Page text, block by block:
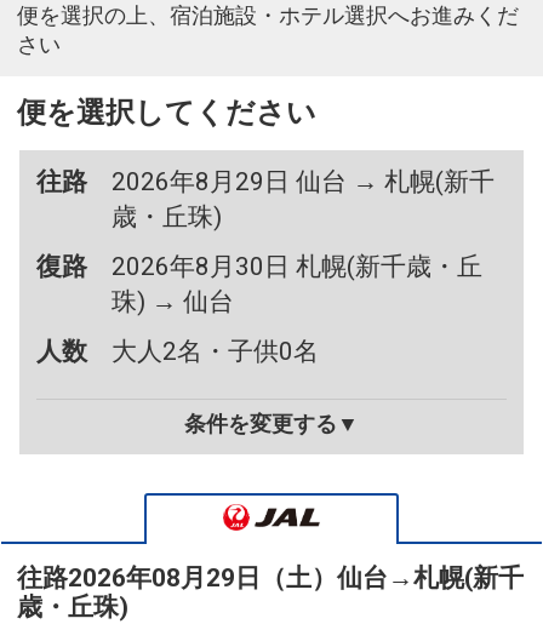
便を選択の上、宿泊施設・ホテル選択へお進みくだ
さい
便を選択してください
往路
2026年8月29日 仙台 → 札幌(新千
歳・丘珠)
復路
2026年8月30日 札幌(新千歳・丘
珠) → 仙台
人数
大人2名・子供0名
条件を変更する▼
往路2026年08月29日（土） 仙台 →札幌(新千
歳・丘珠)